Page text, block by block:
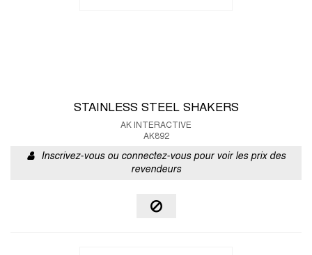
STAINLESS STEEL SHAKERS
AK INTERACTIVE
AK892
Inscrivez-vous ou connectez-vous pour voir les prix des
revendeurs